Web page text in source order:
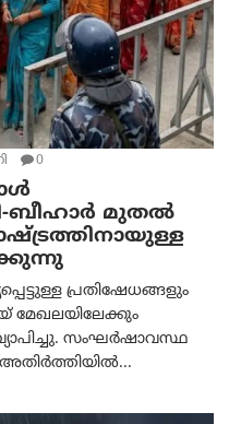
0
ബീഹാർ മുതൽ
പ്രതിഷേധങ്ങളും
മേഖലയിലേക്കും
സംഘർഷാവസ്ഥ